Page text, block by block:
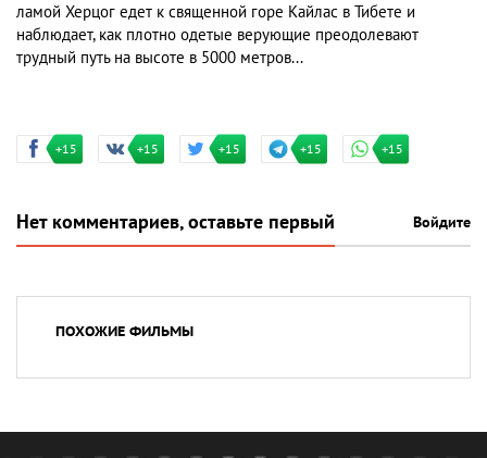
ламой Херцог едет к священной горе Кайлас в Тибете и
наблюдает, как плотно одетые верующие преодолевают
трудный путь на высоте в 5000 метров...
+15 +15 +15 +15 +15
Нет комментариев, оставьте первый Войдите
ПОХОЖИЕ ФИЛЬМЫ